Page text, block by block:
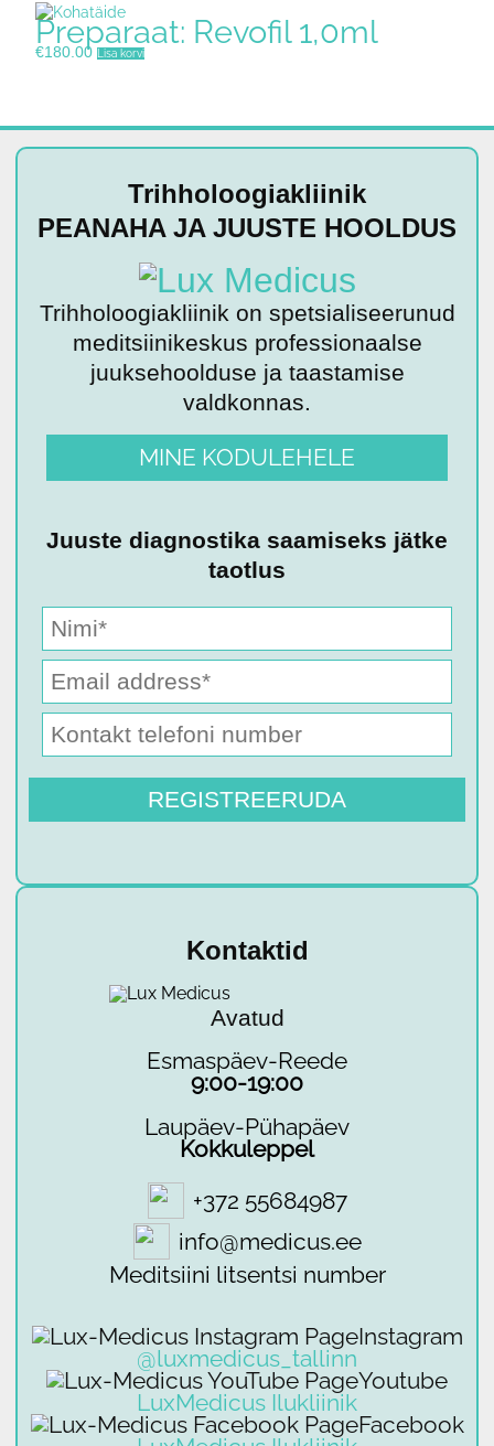
Preparaat: Revofil 1,0ml
€180.00 Lisa korvi
Trihholoogiakliinik
PEANAHA JA JUUSTE HOOLDUS
Trihholoogiakliinik on spetsialiseerunud
meditsiinikeskus professionaalse
juuksehoolduse ja taastamise
valdkonnas.
MINE KODULEHELE
Juuste diagnostika saamiseks jätke
taotlus
Kontaktid
Avatud
Esmaspäev-Reede
9:00-19:00
Laupäev-Pühapäev
Kokkuleppel
+372 55684987
info@medicus.ee
Meditsiini litsentsi number
Instagram
@luxmedicus_tallinn
Youtube
LuxMedicus Ilukliinik
Facebook